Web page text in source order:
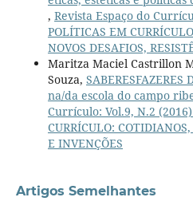
, Revista Espaço do
POLÍTICAS EM
NOVOS DESAFIOS,
Maritza Maciel Castrillon
Souza,
na/da escola do campo
Currículo: Vol.9, N.2
CURRÍCULO:
E INVENÇÕES
Artigos Semelhantes